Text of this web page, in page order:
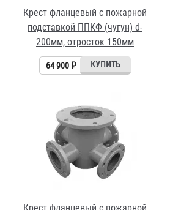
Крест фланцевый с пожарной
подставкой ППКФ (чугун) d-
200мм, отросток 150мм
64 900 ₽